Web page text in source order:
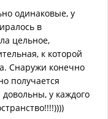
одинаковые, у
в
цельное,
к которой
Снаружи конечно
получается
у каждого